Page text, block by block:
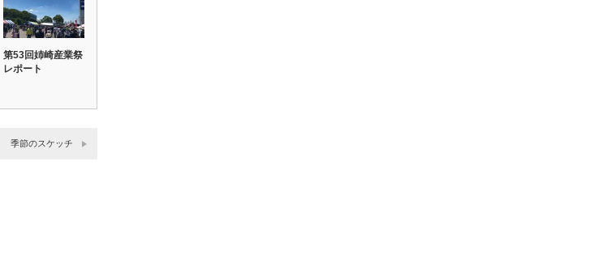
第53回姉崎産業祭
レポート
季節のスケッチ